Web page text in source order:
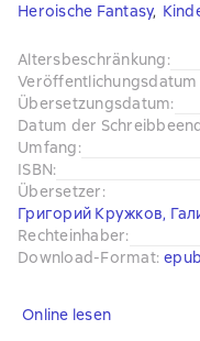
Heroische Fantasy,
Altersbeschränkung:
Übersetzungsdatum:
Datum der
Umfang:
ISBN:
Übersetzer:
Григорий Кружков,
Rechteinhaber:
Download-Format: epub
Online lesen